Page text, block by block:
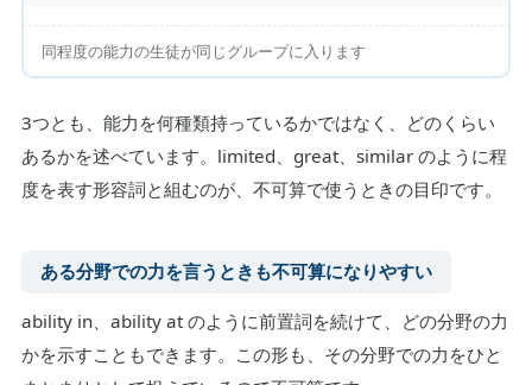
同程度の能力の生徒が同じグループに入ります
3つとも、能力を何種類持っているかではなく、どのくらい
あるかを述べています。limited、great、similar のように程
度を表す形容詞と組むのが、不可算で使うときの目印です。
ある分野での力を言うときも不可算になりやすい
ability in、ability at のように前置詞を続けて、どの分野の力
かを示すこともできます。この形も、その分野での力をひと